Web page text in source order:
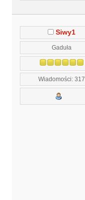
Siwy1
Gaduła
Wiadomości: 317